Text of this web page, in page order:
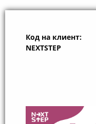
Код на клиент:
NEXTSTEP